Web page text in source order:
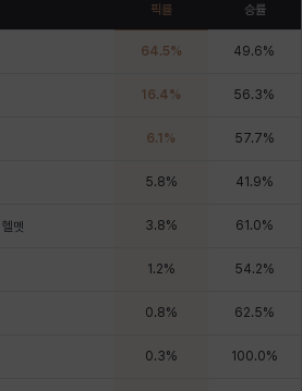
픽률 승률
64.5% 49.6%
16.4% 56.3%
6.1 % 57.7%
5.8% 41.9%
멧 3.8% 61.0%
1.2% 54.2%
0.8% 62.5%
0.3% 100.0%